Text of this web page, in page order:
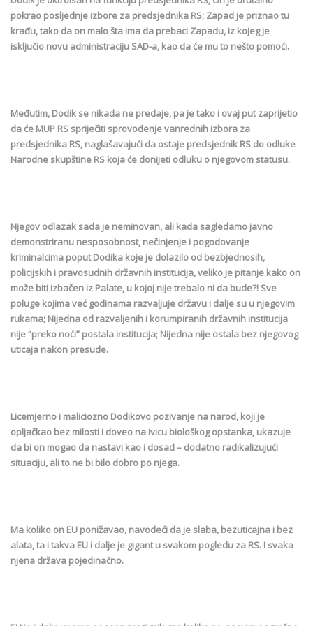
pokrao posljednje izbore za predsjednika RS; Zapad je priznao tu
krađu, tako da on malo šta ima da prebaci Zapadu, iz kojeg je
isključio novu administraciju SAD-a, kao da će mu to nešto pomoći.
Međutim, Dodik se nikada ne predaje, pa je tako i ovaj put zaprijetio
da će MUP RS spriječiti sprovođenje vanrednih izbora za
predsjednika RS, naglašavajući da ostaje predsjednik RS do odluke
Narodne skupštine RS koja će donijeti odluku o njegovom statusu.
Njegov odlazak sada je neminovan, ali kada sagledamo javno
demonstriranu nesposobnost, nečinjenje i pogodovanje
kriminalcima poput Dodika koje je dolazilo od bezbjednosih,
policijskih i pravosudnih državnih institucija, veliko je pitanje kako on
može biti izbačen iz Palate, u kojoj nije trebalo ni da bude?! Sve
poluge kojima već godinama razvaljuje državu i dalje su u njegovim
rukama; Nijedna od razvaljenih i korumpiranih državnih institucija
nije “preko noći” postala institucija; Nijedna nije ostala bez njegovog
uticaja nakon presude.
Licemjerno i maliciozno Dodikovo pozivanje na narod, koji je
opljačkao bez milosti i doveo na ivicu biološkog opstanka, ukazuje
da bi on mogao da nastavi kao i dosad – dodatno radikalizujući
situaciju, ali to ne bi bilo dobro po njega.
Ma koliko on EU ponižavao, navodeći da je slaba, bezuticajna i bez
alata, ta i takva EU i dalje je gigant u svakom pogledu za RS. I svaka
njena država pojedinačno.